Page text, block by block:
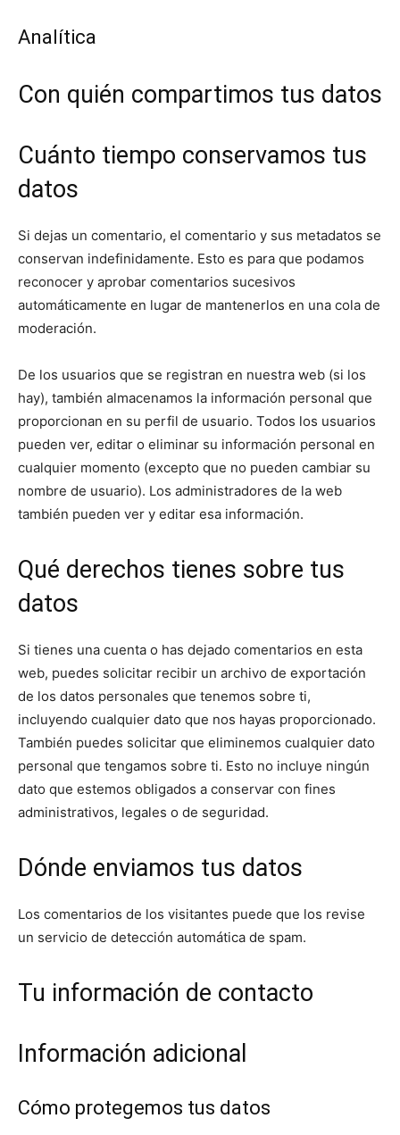
Analítica
Con quién compartimos tus datos
Cuánto tiempo conservamos tus
datos
Si dejas un comentario, el comentario y sus metadatos se
conservan indefinidamente. Esto es para que podamos
reconocer y aprobar comentarios sucesivos
automáticamente en lugar de mantenerlos en una cola de
moderación.
De los usuarios que se registran en nuestra web (si los
hay), también almacenamos la información personal que
proporcionan en su perfil de usuario. Todos los usuarios
pueden ver, editar o eliminar su información personal en
cualquier momento (excepto que no pueden cambiar su
nombre de usuario). Los administradores de la web
también pueden ver y editar esa información.
Qué derechos tienes sobre tus
datos
Si tienes una cuenta o has dejado comentarios en esta
web, puedes solicitar recibir un archivo de exportación
de los datos personales que tenemos sobre ti,
incluyendo cualquier dato que nos hayas proporcionado.
También puedes solicitar que eliminemos cualquier dato
personal que tengamos sobre ti. Esto no incluye ningún
dato que estemos obligados a conservar con fines
administrativos, legales o de seguridad.
Dónde enviamos tus datos
Los comentarios de los visitantes puede que los revise
un servicio de detección automática de spam.
Tu información de contacto
Información adicional
Cómo protegemos tus datos